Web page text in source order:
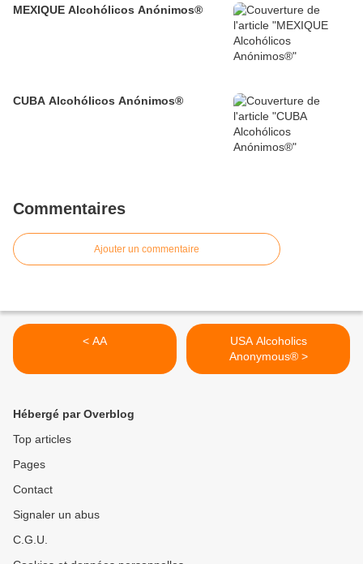
MEXIQUE Alcohólicos Anónimos®
CUBA Alcohólicos Anónimos®
Commentaires
Ajouter un commentaire
< AA
USA Alcoholics
Anonymous® >
Hébergé par Overblog
Top articles
Pages
Contact
Signaler un abus
C.G.U.